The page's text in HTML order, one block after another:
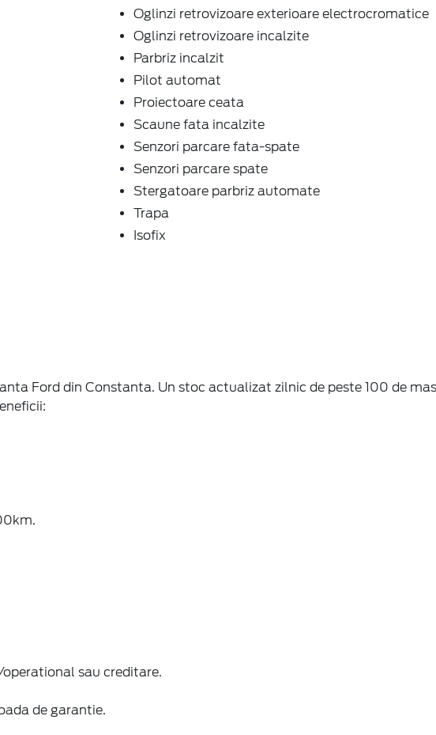
Oglinzi retrovizoare exterioare electrocromatice
Oglinzi retrovizoare incalzite
Parbriz incalzit
Pilot automat
Proiectoare ceata
Scaune fata incalzite
Senzori parcare fata-spate
Senzori parcare spate
Stergatoare parbriz automate
Trapa
Isofix
Ford din Constanta. Un stoc actualizat zilnic de peste 100 de
sau creditare.
de garantie.